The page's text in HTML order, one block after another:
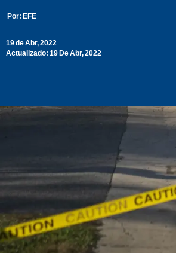
Por: EFE
19 de Abr, 2022
Actualizado: 19 De Abr, 2022